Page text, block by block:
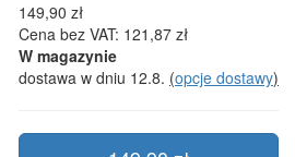
149,90 zł
Cena bez VAT: 121,87 zł
W magazynie
dostawa w dniu 12.8. (opcje dostawy)